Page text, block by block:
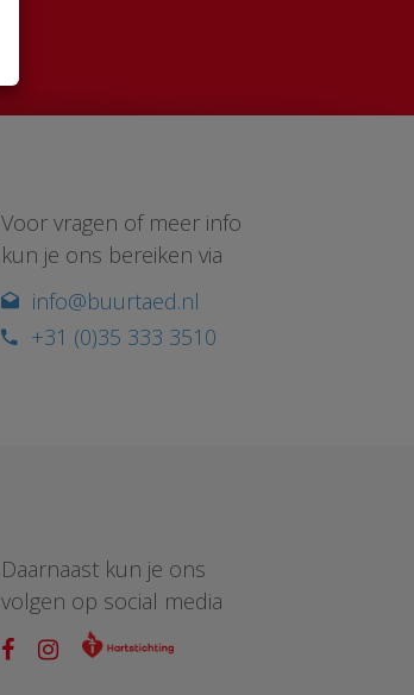
Voor vragen of meer info
kun je ons bereiken via
info@buurtaed.nl
+31 (0)35 333 3510
Daarnaast kun je ons
volgen op social media